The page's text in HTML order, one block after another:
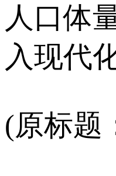
人口体
入现代化
(原标题